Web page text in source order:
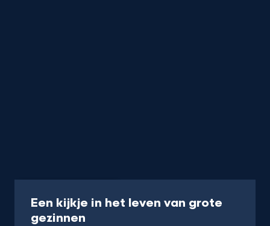
Een kijkje in het leven van grote
gezinnen